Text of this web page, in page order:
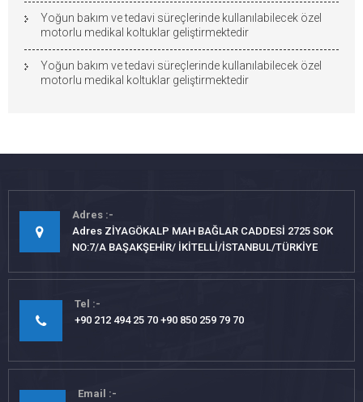
Yoğun bakım ve tedavi süreçlerinde kullanılabilecek özel
motorlu medikal koltuklar geliştirmektedir
Yoğun bakım ve tedavi süreçlerinde kullanılabilecek özel
motorlu medikal koltuklar geliştirmektedir
Adres
Adres ZİYAGÖKALP MAH BAĞLAR CADDESİ 2725 SOK
NO:7/A BAŞAKŞEHİR/ İKİTELLİ/İSTANBUL/TÜRKİYE
Tel
+90 212 494 25 70 +90 850 259 79 70
Email